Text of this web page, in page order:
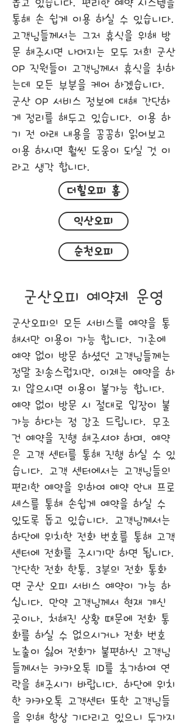
돕고 있습니다. 편리한 예약 시스템을
통해 손 쉽게 이용 하실 수 있습니다.
고객님들께서는 그저 휴식을 위해 방
문 해주시면 나머지는 모두 저희 군산
OP 직원들이 고객님께서 휴식을 취하
는데 모든 부분을 케어 하겠습니다.
군산 OP 서비스 정보에 대해 간단하
게 정리를 해두고 있습니다. 이용 하
기 전 아래 내용을 꼼꼼히 읽어보고
이용 하시면 훨씬 도움이 되실 것 이
라고 생각 합니다.
더힐오피 홈
익산오피
순천오피
군산오피 예약제 운영
군산오피의 모든 서비스를 예약을 통
해서만 이용이 가능 합니다. 기존에
예약 없이 방문 하셨던 고객님들께는
정말 죄송스럽지만, 이제는 예약을 하
지 않으시면 이용이 불가능 합니다.
예약 없이 방문 시 절대로 입장이 불
가능 하다는 점 강조 드립니다. 무조
건 예약을 진행 해주셔야 하며, 예약
은 고객 센터를 통해 진행 하실 수 있
습니다. 고객 센터에서는 고객님들의
편리한 예약을 위하여 예약 안내 프로
세스를 통해 손쉽게 예약을 하실 수
있도록 돕고 있습니다. 고객님께서는
하단에 위치한 전화 번호를 통해 고객
센터에 전화를 주시기만 하면 됩니다.
간단한 전화 한통, 3분의 전화 통화
면 군산 오피 서비스 예약이 가능 하
십니다. 만약 고객님께서 현재 계신
곳이나, 처해진 상황 때문에 전화 통
화를 하실 수 없으시거나 전화 번호
노출이 싫어 전화가 불편하신 고객님
들께서는 카카오톡 ID를 추가하여 연
락을 해주시기 바랍니다. 하단에 위치
한 카카오톡 고객센터 또한 고객님들
을 위해 항상 기다리고 있으니 두가지